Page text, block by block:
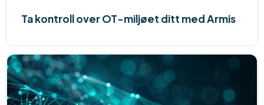
Ta kontroll over OT-miljøet ditt med Armis